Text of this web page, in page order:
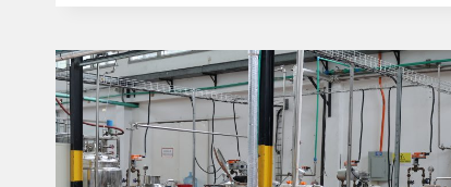
EQUIPO
DE
SECRETARÍA
ACADÉMICA
DE
FACULTAD